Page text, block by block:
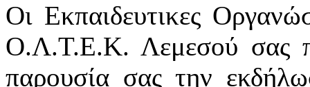
Οι Εκπαιδευτικες
Ο.Λ.Τ.Ε.Κ. Λεμεσού σας
παρουσία σας την